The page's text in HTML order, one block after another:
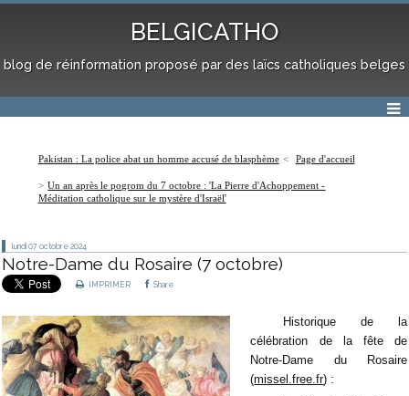
BELGICATHO
blog de réinformation proposé par des laïcs catholiques belges
Pakistan : La police abat un homme accusé de blasphème Page d'accueil
Un an après le pogrom du 7 octobre : 'La Pierre d'Achoppement -
Méditation catholique sur le mystère d'Israël'
lundi 07 octobre 2024
Notre-Dame du Rosaire (7 octobre)
IMPRIMER Share
Historique de la
célébration de la fête de
Notre-Dame du Rosaire
(missel.free.fr) :